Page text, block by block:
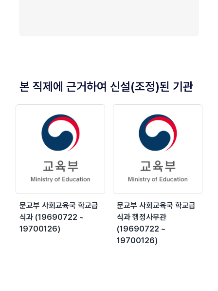
본 직제에 근거하여 신설(조정)된 기관
문교부 사회교육국 학교급
식과 (19690722 ~
19700126)
문교부 사회교육국 학교급
식과 행정사무관
(19690722 ~
19700126)